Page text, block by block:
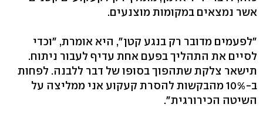
אשר נמצאים במקומות מוצנעים.
"לפעמים מדובר רק בנגע קטן", היא אומרת, "וכדי
לסיים את התהליך בפעם אחת עדיף לעבור ניתוח.
תישאר צלקת שתהפוך בסופו של דבר ללבנה. לפחות
ב-10% מהבקשות להסרת קעקוע אני ממליצה על
השיטה הכירורגית".